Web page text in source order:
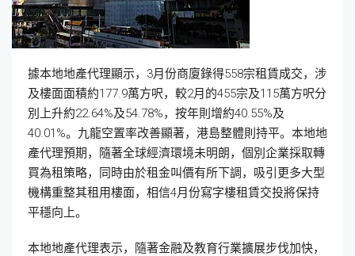
據本地地產代理顯示，3月份商廈錄得558宗租賃成交，涉
及樓面面積約177.9萬方呎，較2月的455宗及115萬方呎分
別上升約22.64%及54.78%，按年則增約40.55%及
40.01%。九龍空置率改善顯著，港島整體則持平。本地地
產代理預期，隨著全球經濟環境未明朗，個別企業採取轉
買為租策略，同時由於租金叫價有所下調，吸引更多大型
機構重整其租用樓面，相信4月份寫字樓租賃交投將保持
平穩向上。
本地地產代理表示，隨著金融及教育行業擴展步伐加快，